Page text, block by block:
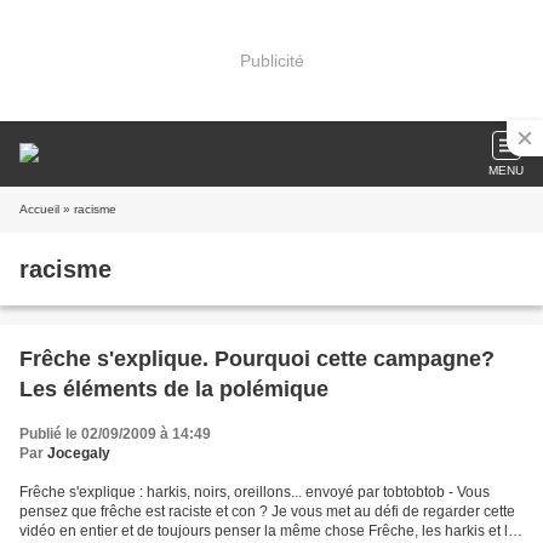
Publicité
MENU
Accueil » racisme
racisme
Frêche s'explique. Pourquoi cette campagne?
Les éléments de la polémique
Publié le 02/09/2009 à 14:49
Par Jocegaly
Frêche s'explique : harkis, noirs, oreillons... envoyé par tobtobtob - Vous
pensez que frêche est raciste et con ? Je vous met au défi de regarder cette
vidéo en entier et de toujours penser la même chose Frêche, les harkis et les